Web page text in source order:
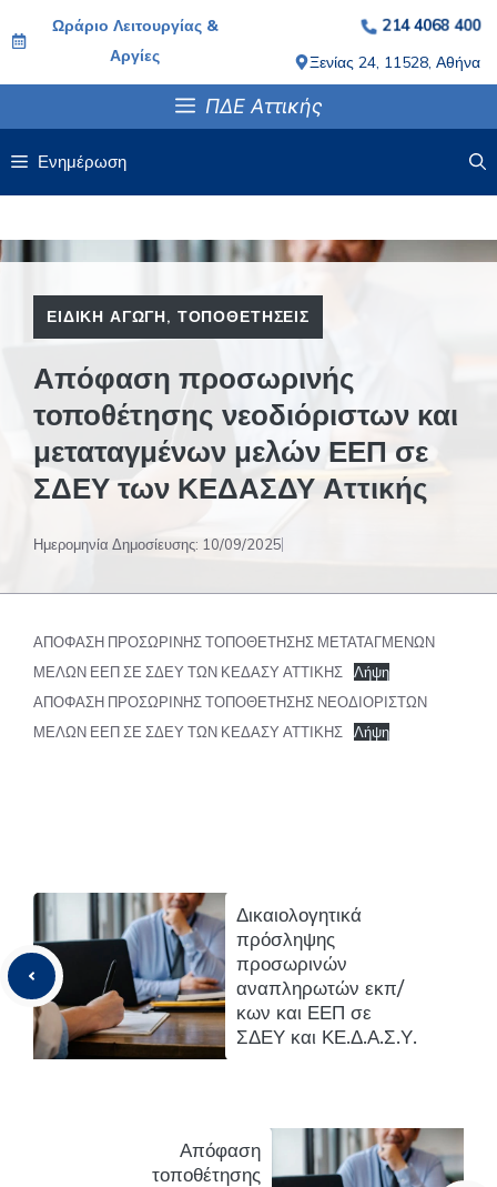
σε
Ωράριο Λειτουργίας &
Αργίες
214 4068 400
Ξενίας 24, 11528, Αθήνα
ΠΔΕ Αττικής
Ενημέρωση
ΕΙΔΙΚΉ ΑΓΩΓΉ, ΤΟΠΟΘΕΤΉΣΕΙΣ
Απόφαση προσωρινής
τοποθέτησης νεοδιόριστων και
μεταταγμένων μελών ΕΕΠ σε
ΣΔΕΥ των ΚΕΔΑΣΔΥ Αττικής
Ημερομηνία Δημοσίευσης: 10/09/2025
ΑΠΟΦΑΣΗ ΠΡΟΣΩΡΙΝΗΣ ΤΟΠΟΘΕΤΗΣΗΣ ΜΕΤΑΤΑΓΜΕΝΩΝ
ΜΕΛΩΝ ΕΕΠ ΣΕ ΣΔΕΥ ΤΩΝ ΚΕΔΑΣΥ ΑΤΤΙΚΗΣ
Λήψη
ΑΠΟΦΑΣΗ ΠΡΟΣΩΡΙΝΗΣ ΤΟΠΟΘΕΤΗΣΗΣ ΝΕΟΔΙΟΡΙΣΤΩΝ
ΜΕΛΩΝ ΕΕΠ ΣΕ ΣΔΕΥ ΤΩΝ ΚΕΔΑΣΥ ΑΤΤΙΚΗΣ
Λήψη
Δικαιολογητικά
πρόσληψης
προσωρινών
αναπληρωτών εκπ/
κων και ΕΕΠ σε
ΣΔΕΥ και ΚΕ.Δ.Α.Σ.Υ.
Απόφαση
τοποθέτησης